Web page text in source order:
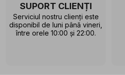
SUPORT CLIENȚI
Serviciul nostru clienți este
disponibil de luni până vineri,
între orele 10:00 și 22:00.